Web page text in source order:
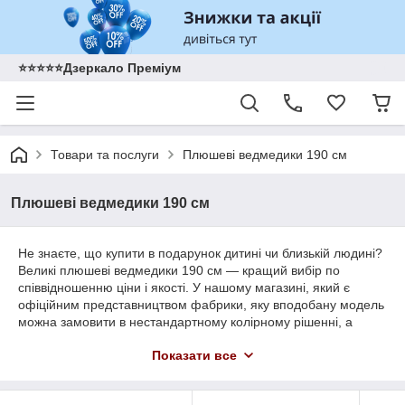
⭐️⭐️⭐️⭐️⭐️Дзеркало Преміум
Товари та послуги Плюшеві ведмедики 190 см
Плюшеві ведмедики 190 см
Не знаєте, що купити в подарунок дитині чи близькій людині?
Великі плюшеві ведмедики 190 см — кращий вибір по
співвідношенню ціни і якості. У нашому магазині, який є
офіційним представництвом фабрики, яку вподобану модель
можна замовити в нестандартному колірному рішенні, а
вас чекають приємні ціни як на опт так і роздріб. Плюшеві
яким перевізником на вибір клієнта.
Показати все